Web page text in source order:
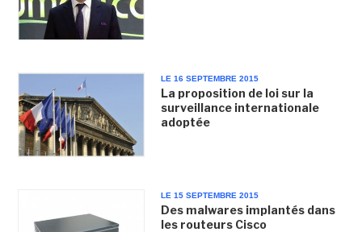
LE 16 SEPTEMBRE 2015
La proposition de loi sur la
surveillance internationale
adoptée
LE 15 SEPTEMBRE 2015
Des malwares implantés dans
les routeurs Cisco